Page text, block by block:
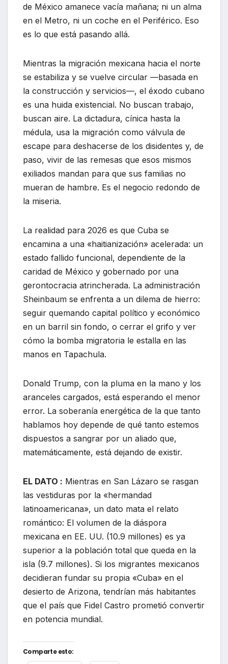
de México amanece vacía mañana; ni un alma
en el Metro, ni un coche en el Periférico. Eso
es lo que está pasando allá.
Mientras la migración mexicana hacia el norte
se estabiliza y se vuelve circular —basada en
la construcción y servicios—, el éxodo cubano
es una huida existencial. No buscan trabajo,
buscan aire. La dictadura, cínica hasta la
médula, usa la migración como válvula de
escape para deshacerse de los disidentes y, de
paso, vivir de las remesas que esos mismos
exiliados mandan para que sus familias no
mueran de hambre. Es el negocio redondo de
la miseria.
La realidad para 2026 es que Cuba se
encamina a una «haitianización» acelerada: un
estado fallido funcional, dependiente de la
caridad de México y gobernado por una
gerontocracia atrincherada. La administración
Sheinbaum se enfrenta a un dilema de hierro:
seguir quemando capital político y económico
en un barril sin fondo, o cerrar el grifo y ver
cómo la bomba migratoria le estalla en las
manos en Tapachula.
Donald Trump, con la pluma en la mano y los
aranceles cargados, está esperando el menor
error. La soberanía energética de la que tanto
hablamos hoy depende de qué tanto estemos
dispuestos a sangrar por un aliado que,
matemáticamente, está dejando de existir.
EL DATO : Mientras en San Lázaro se rasgan
las vestiduras por la «hermandad
latinoamericana», un dato mata el relato
romántico: El volumen de la diáspora
mexicana en EE. UU. (10.9 millones) es ya
superior a la población total que queda en la
isla (9.7 millones). Si los migrantes mexicanos
decidieran fundar su propia «Cuba» en el
desierto de Arizona, tendrían más habitantes
que el país que Fidel Castro prometió convertir
en potencia mundial.
Comparte esto: